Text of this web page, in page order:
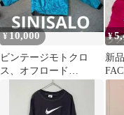
¥10,000
ビンテージモトクロ
ス、オフロード
SINISALO ジャケット
サイズ52
¥
新
パ